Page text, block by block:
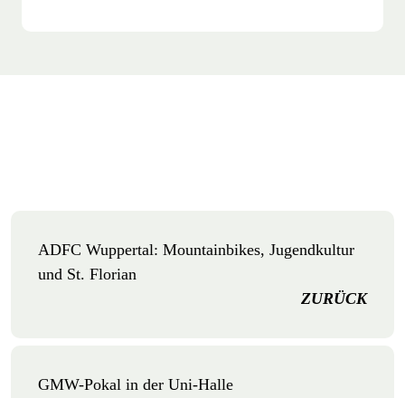
ADFC Wuppertal: Mountainbikes, Jugendkultur
und St. Florian
ZURÜCK
GMW-Pokal in der Uni-Halle